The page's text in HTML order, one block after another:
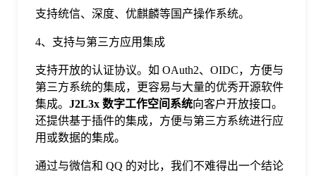
支持统信、深度、优麒麟等国产操作系统。
4、支持与第三方应用集成
支持开放的认证协议。如 OAuth2、OIDC，方便与
第三方系统的集成，更容易与大量的优秀开源软件
集成。 J2L3x 数字工作空间系统向客户开放接口。
还提供基于插件的集成，方便与第三方系统进行应
用或数据的集成。
通过与微信和 QQ 的对比，我们不难得出一个结论